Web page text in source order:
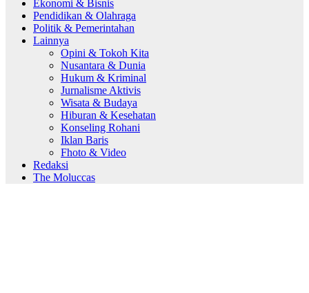
Ekonomi & Bisnis
Pendidikan & Olahraga
Politik & Pemerintahan
Lainnya
Opini & Tokoh Kita
Nusantara & Dunia
Hukum & Kriminal
Jurnalisme Aktivis
Wisata & Budaya
Hiburan & Kesehatan
Konseling Rohani
Iklan Baris
Fhoto & Video
Redaksi
The Moluccas